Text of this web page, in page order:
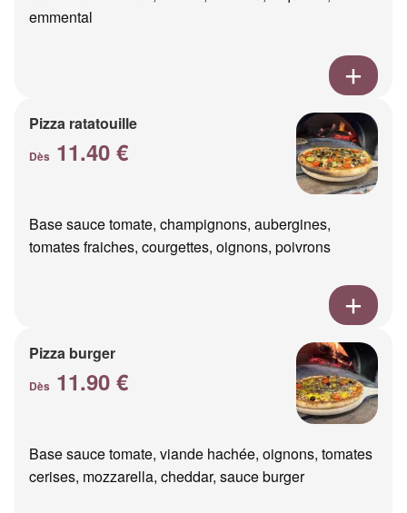
emmental
Pizza ratatouille
Dès 11.40 €
Base sauce tomate, champignons, aubergines,
tomates fraiches, courgettes, oignons, poivrons
Pizza burger
Dès 11.90 €
Base sauce tomate, viande hachée, oignons, tomates
cerises, mozzarella, cheddar, sauce burger